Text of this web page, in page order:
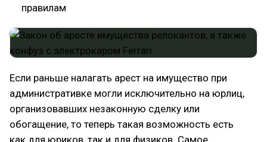
правилам
Если раньше налагать арест на имущество при
административке могли исключительно на юрлиц,
организовавших незаконную сделку или
обогащение, то теперь такая возможность есть
как для юриков, так и для физиков. Самое